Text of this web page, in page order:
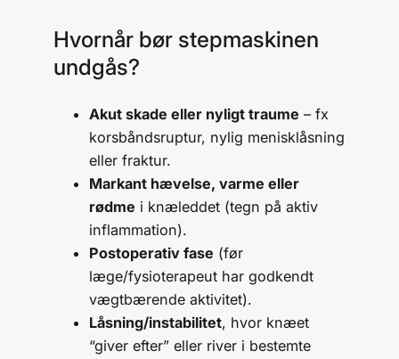
Hvornår bør stepmaskinen
undgås?
Akut skade eller nyligt traume – fx
korsbåndsruptur, nylig menisklåsning
eller fraktur.
Markant hævelse, varme eller
rødme i knæleddet (tegn på aktiv
inflammation).
Postoperativ fase (før
læge/fysioterapeut har godkendt
vægtbærende aktivitet).
Låsning/instabilitet, hvor knæet
“giver efter” eller river i bestemte